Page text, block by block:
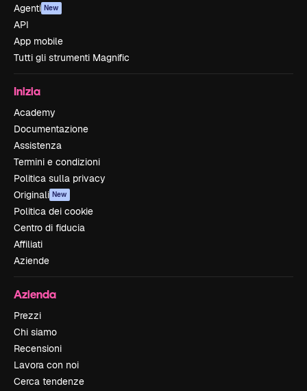
Agenti New
API
App mobile
Tutti gli strumenti Magnific
Inizia
Academy
Documentazione
Assistenza
Termini e condizioni
Politica sulla privacy
Originali New
Politica dei cookie
Centro di fiducia
Affiliati
Aziende
Azienda
Prezzi
Chi siamo
Recensioni
Lavora con noi
Cerca tendenze